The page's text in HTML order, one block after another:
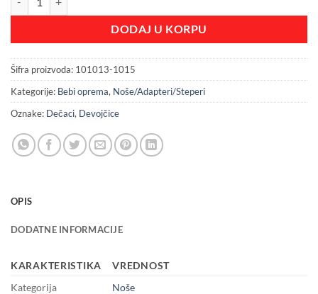
DODAJ U KORPU
Šifra proizvoda: 101013-1015
Kategorije: Bebi oprema, Noše/Adapteri/Steperi
Oznake: Dečaci, Devojčice
OPIS
DODATNE INFORMACIJE
KARAKTERISTIKA
VREDNOST
Kategorija
Noše